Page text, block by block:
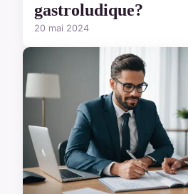
gastroludique?
20 mai 2024